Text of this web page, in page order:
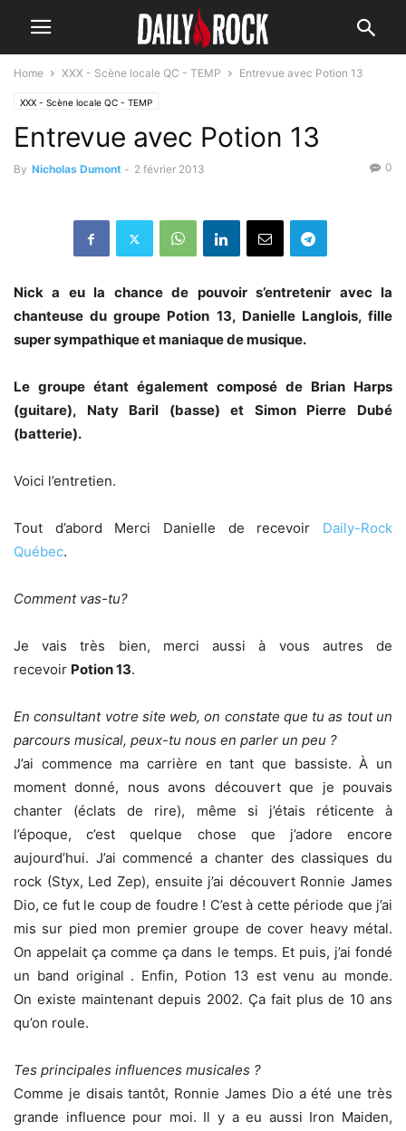
Home XXX - Scène locale QC - TEMP Entrevue avec Potion 13
XXX - Scène locale QC - TEMP
Entrevue avec Potion 13
By Nicholas Dumont - 2 février 2013 0
Nick a eu la chance de pouvoir s’entretenir avec la
chanteuse du groupe Potion 13, Danielle Langlois, fille
super sympathique et maniaque de musique.
Le groupe étant également composé de Brian Harps
(guitare), Naty Baril (basse) et Simon Pierre Dubé
(batterie).
Voici l’entretien.
Tout d’abord Merci Danielle de recevoir Daily-Rock
Québec.
Comment vas-tu?
Je vais très bien, merci aussi à vous autres de
recevoir Potion 13.
En consultant votre site web, on constate que tu as tout un
parcours musical, peux-tu nous en parler un peu ?
J’ai commence ma carrière en tant que bassiste. À un
moment donné, nous avons découvert que je pouvais
chanter (éclats de rire), même si j’étais réticente à
l’époque, c’est quelque chose que j’adore encore
aujourd’hui. J’ai commencé a chanter des classiques du
rock (Styx, Led Zep), ensuite j’ai découvert Ronnie James
Dio, ce fut le coup de foudre ! C’est à cette période que j’ai
mis sur pied mon premier groupe de cover heavy métal.
On appelait ça comme ça dans le temps. Et puis, j’ai fondé
un band original . Enfin, Potion 13 est venu au monde.
On existe maintenant depuis 2002. Ça fait plus de 10 ans
qu’on roule.
Tes principales influences musicales ?
Comme je disais tantôt, Ronnie James Dio a été une très
grande influence pour moi. Il y a eu aussi Iron Maiden,